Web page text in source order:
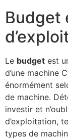
Budget
Le budget est
d’une machine
énormément
de machine.
investir et
d’exploitation,
types de